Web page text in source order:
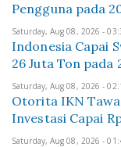
Pengguna pada
Saturday, Aug 08, 2026 -
Indonesia Capai
26 Juta Ton pada
Saturday, Aug 08, 2026 -
Otorita IKN
Investasi Capai
Saturday, Aug 08, 2026 -